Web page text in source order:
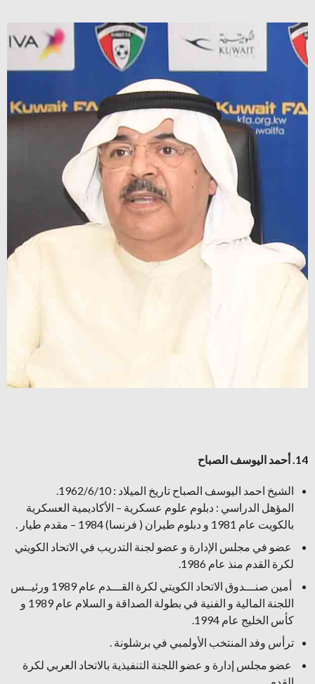
14. أحمد اليوسف الصباح
الشيخ احمد اليوسف الصباح تاريخ الميلاد : 1962/6/10.
المؤهل الدراسي : دبلوم علوم عسكرية – الأكاديمية العسكرية
بالكويت عام 1981 و دبلوم طيران ( فرنسا) 1984 – مقدم طيار .
عضو في مجلس الإدارة و عضو لجنة التدريب في الاتحاد الكويتي
لكرة القدم منذ عام 1986.
أمين صنـــدوق الاتحاد الكويتي لكرة القـــدم عام 1989 ورئيــس
اللجنة المالية و الفنية في بطولة الصداقة و السلام عام 1989 و
كأس الخليج عام 1994.
ترأس وفد المنتخب الأولمبي في برشلونة .
عضو مجلس إدارة و عضو اللجنة التنفيذية بالاتحاد العربي لكرة